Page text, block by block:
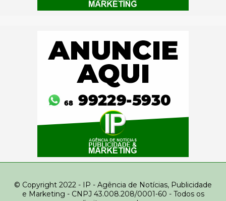
© Copyright 2022 - IP - Agência de Notícias, Publicidade
e Marketing - CNPJ 43.008.208/0001-60 - Todos os